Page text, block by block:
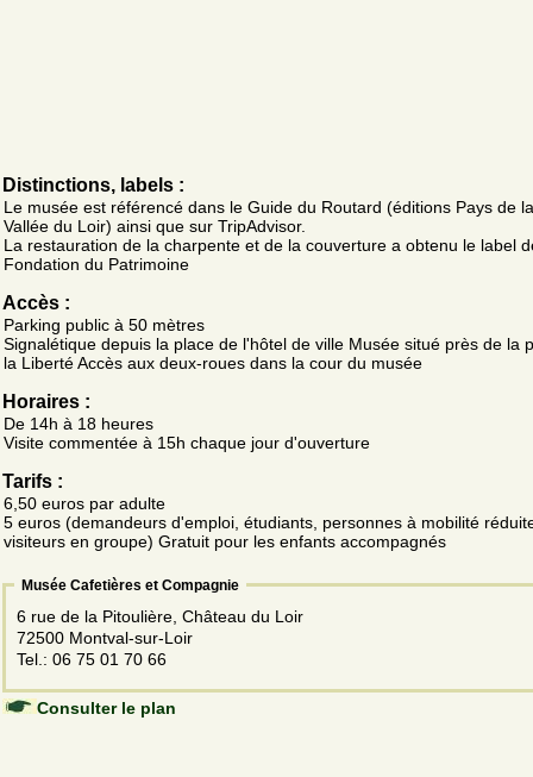
Distinctions, labels :
Le musée est référencé dans le Guide du Routard (éditions Pays de
Vallée du Loir) ainsi que sur TripAdvisor.
La restauration de la charpente et de la couverture a obtenu le label
Fondation du Patrimoine
Accès :
Parking public à 50 mètres
Signalétique depuis la place de l'hôtel de ville Musée situé près de la
la Liberté Accès aux deux-roues dans la cour du musée
Horaires :
De 14h à 18 heures
Visite commentée à 15h chaque jour d'ouverture
Tarifs :
6,50 euros par adulte
5 euros (demandeurs d'emploi, étudiants, personnes à mobilité
visiteurs en groupe) Gratuit pour les enfants accompagnés
Musée Cafetières et Compagnie
6 rue de la Pitoulière, Château du Loir
72500 Montval-sur-Loir
Tel.: 06 75 01 70 66
Consulter le plan